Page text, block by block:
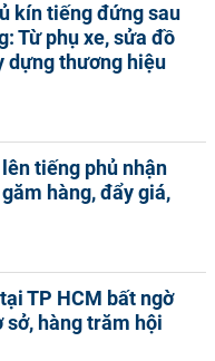
kín tiếng đứng sau
Từ phụ xe, sửa đồ
dựng thương hiệu
tiếng phủ nhận
hàng, đẩy giá,
TP HCM bất ngờ
sở, hàng trăm hội